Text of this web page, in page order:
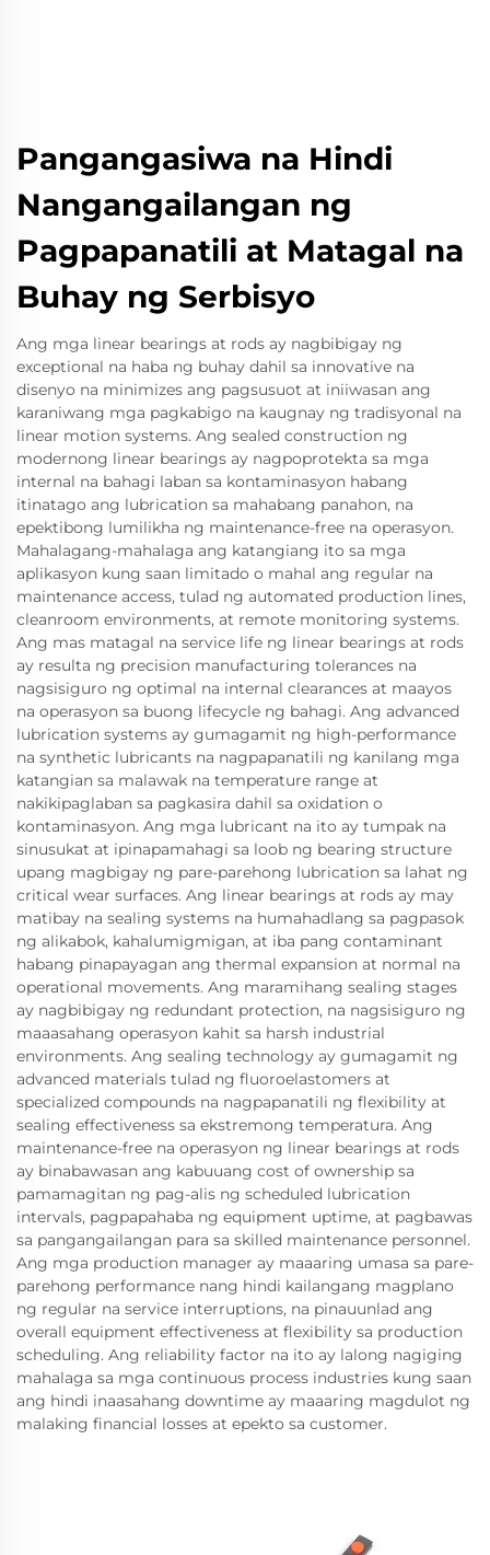
Pangangasiwa na Hindi
Nangangailangan ng
Pagpapanatili at Matagal na
Buhay ng Serbisyo
Ang mga linear bearings at rods ay nagbibigay ng
exceptional na haba ng buhay dahil sa innovative na
disenyo na minimizes ang pagsusuot at iniiwasan ang
karaniwang mga pagkabigo na kaugnay ng tradisyonal na
linear motion systems. Ang sealed construction ng
modernong linear bearings ay nagpoprotekta sa mga
internal na bahagi laban sa kontaminasyon habang
itinatago ang lubrication sa mahabang panahon, na
epektibong lumilikha ng maintenance-free na operasyon.
Mahalagang-mahalaga ang katangiang ito sa mga
aplikasyon kung saan limitado o mahal ang regular na
maintenance access, tulad ng automated production lines,
cleanroom environments, at remote monitoring systems.
Ang mas matagal na service life ng linear bearings at rods
ay resulta ng precision manufacturing tolerances na
nagsisiguro ng optimal na internal clearances at maayos
na operasyon sa buong lifecycle ng bahagi. Ang advanced
lubrication systems ay gumagamit ng high-performance
na synthetic lubricants na nagpapanatili ng kanilang mga
katangian sa malawak na temperature range at
nakikipaglaban sa pagkasira dahil sa oxidation o
kontaminasyon. Ang mga lubricant na ito ay tumpak na
sinusukat at ipinapamahagi sa loob ng bearing structure
upang magbigay ng pare-parehong lubrication sa lahat ng
critical wear surfaces. Ang linear bearings at rods ay may
matibay na sealing systems na humahadlang sa pagpasok
ng alikabok, kahalumigmigan, at iba pang contaminant
habang pinapayagan ang thermal expansion at normal na
operational movements. Ang maramihang sealing stages
ay nagbibigay ng redundant protection, na nagsisiguro ng
maaasahang operasyon kahit sa harsh industrial
environments. Ang sealing technology ay gumagamit ng
advanced materials tulad ng fluoroelastomers at
specialized compounds na nagpapanatili ng flexibility at
sealing effectiveness sa ekstremong temperatura. Ang
maintenance-free na operasyon ng linear bearings at rods
ay binabawasan ang kabuuang cost of ownership sa
pamamagitan ng pag-alis ng scheduled lubrication
intervals, pagpapahaba ng equipment uptime, at pagbawas
sa pangangailangan para sa skilled maintenance personnel.
Ang mga production manager ay maaaring umasa sa pare-
parehong performance nang hindi kailangang magplano
ng regular na service interruptions, na pinauunlad ang
overall equipment effectiveness at flexibility sa production
scheduling. Ang reliability factor na ito ay lalong nagiging
mahalaga sa mga continuous process industries kung saan
ang hindi inaasahang downtime ay maaaring magdulot ng
malaking financial losses at epekto sa customer.